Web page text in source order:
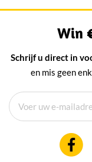
Win
Schrijf u direct in
en mis geen